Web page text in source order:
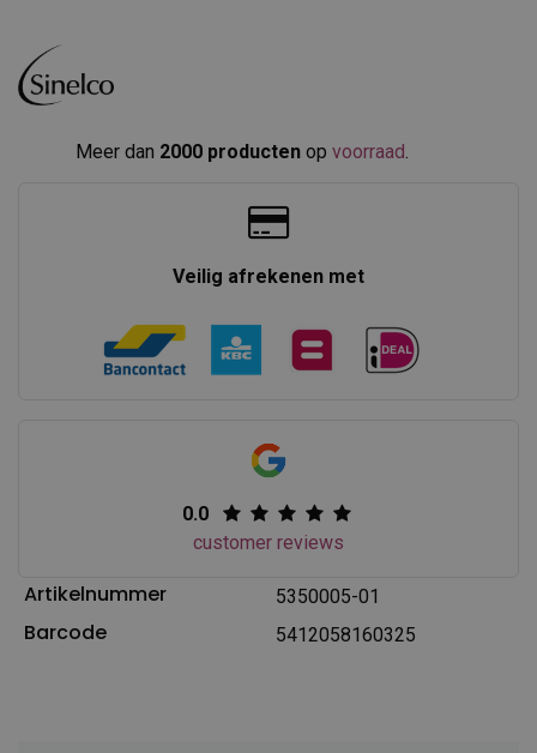
Meer dan 2000 producten op voorraad.​
Veilig afrekenen met
0.0
customer reviews
Artikelnummer 5350005-01
Barcode 5412058160325